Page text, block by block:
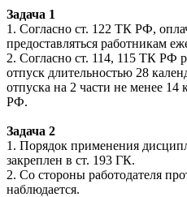
Задача 1
1. Согласно ст. 122 ТК РФ,
предоставляться работникам
2. Согласно ст. 114, 115 ТК РФ
отпуск длительностью 28
отпуска на 2 части не менее
РФ.
Задача 2
1. Порядок применения
закреплен в ст. 193 ГК.
2. Со стороны работодателя
наблюдается.